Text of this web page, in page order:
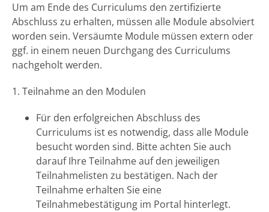
Um am Ende des Curriculums den zertifizierte
Abschluss zu erhalten, müssen alle Module absolviert
worden sein. Versäumte Module müssen extern oder
ggf. in einem neuen Durchgang des Curriculums
nachgeholt werden.
1. Teilnahme an den Modulen
Für den erfolgreichen Abschluss des
Curriculums ist es notwendig, dass alle Module
besucht worden sind. Bitte achten Sie auch
darauf Ihre Teilnahme auf den jeweiligen
Teilnahmelisten zu bestätigen. Nach der
Teilnahme erhalten Sie eine
Teilnahmebestätigung im Portal hinterlegt.